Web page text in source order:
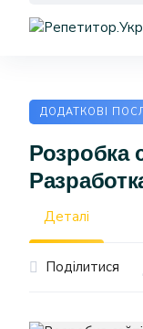
ДОДАТКОВІ
Розробка
Деталі
Поділитися